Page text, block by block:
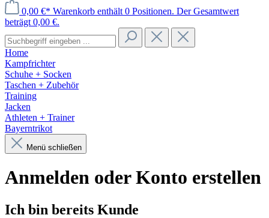
0,00 €* Warenkorb enthält 0 Positionen. Der Gesamtwert
beträgt 0,00 €.
Home
Kampfrichter
Schuhe + Socken
Taschen + Zubehör
Training
Jacken
Athleten + Trainer
Bayerntrikot
Menü schließen
Anmelden oder Konto erstellen
Ich bin bereits Kunde